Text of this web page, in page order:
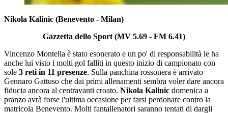
Nikola Kalinic (Benevento - Milan)
Gazzetta dello Sport (MV 5.69 - FM 6.41)
Vincenzo Montella è stato esonerato e un po' di responsabilità le ha
anche lui visto i molti gol falliti in questo inizio di campionato con
sole 3 reti in 11 presenze. Sulla panchina rossonera è arrivato
Gennaro Gattuso che dai primi allenamenti sembra voler dare ancora
fiducia ancora al centravanti croato. Nikola Kalinic domenica a
pranzo avrà forse l'ultima occasione per farsi perdonare contro la
matricola Benevento. Molti fantallenatori saranno tentati di dargli